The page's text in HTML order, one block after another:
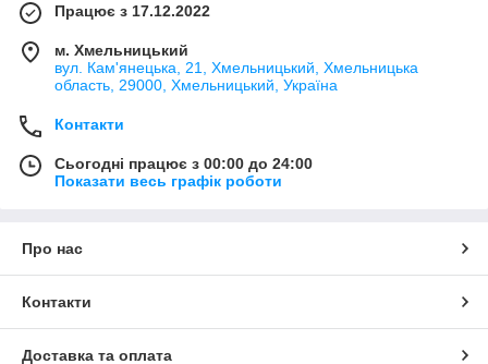
Працює з 17.12.2022
м. Хмельницький
вул. Кам'янецька, 21, Хмельницький, Хмельницька
область, 29000, Хмельницький, Україна
Контакти
Сьогодні працює з 00:00 до 24:00
Показати весь графік роботи
Про нас
Контакти
Доставка та оплата